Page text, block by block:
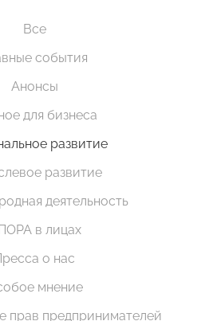
Все
события
Анонсы
для бизнеса
развитие
развитие
деятельность
в лицах
о нас
мнение
прав предпринимателей